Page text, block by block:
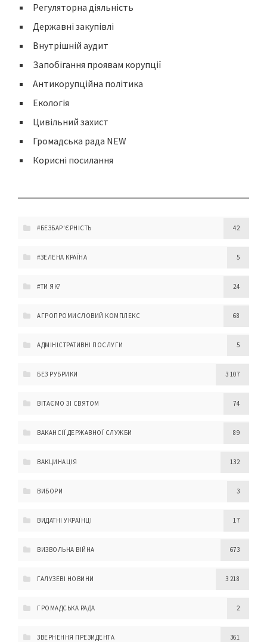
Регуляторна діяльність
Державні закупівлі
Внутрішній аудит
Запобігання проявам корупції
Антикорупційна політика
Екологія
Цивільний захист
Громадська рада NEW
Корисні посилання
#БЕЗБАР'ЄРНІСТЬ 42
#ЗЕЛЕНА КРАЇНА 5
#ТИ ЯК? 24
АГРОПРОМИСЛОВИЙ КОМПЛЕКС 68
АДМІНІСТРАТИВНІ ПОСЛУГИ 5
БЕЗ РУБРИКИ 3 107
ВІТАЄМО ЗІ СВЯТОМ 74
ВАКАНСІЇ ДЕРЖАВНОЇ СЛУЖБИ 89
ВАКЦИНАЦІЯ 132
ВИБОРИ 3
ВИДАТНІ УКРАЇНЦІ 17
ВИЗВОЛЬНА ВІЙНА 673
ГАЛУЗЕВІ НОВИНИ 3 218
ГРОМАДСЬКА РАДА 2
ЗВЕРНЕННЯ ПРЕЗИДЕНТА 361